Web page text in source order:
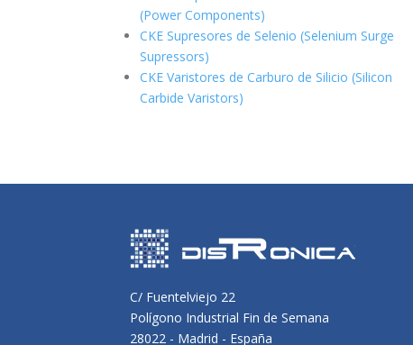
(Power Components)
CKE Supresores de Selenio (Selenium Surge
Supressors)
CKE Varistores de Carburo de Silicio (Silicon
Carbide Varistors)
C/ Fuentelviejo 22
Polígono Industrial Fin de Semana
28022 - Madrid - España